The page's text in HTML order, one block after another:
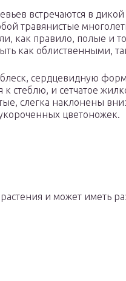
встречаются в
травянистые
как правило, полые и
как облиственными,
сердцевидную
стеблю, и сетчатое
слегка наклонены
цветоножек.
растения и может иметь